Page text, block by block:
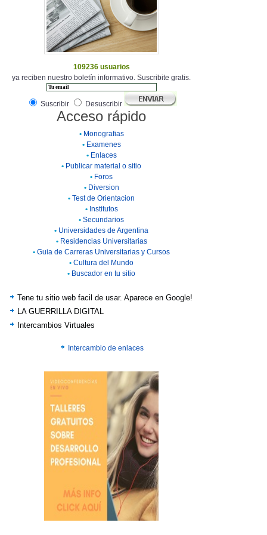
109236 usuarios
ya reciben nuestro boletín informativo. Suscribite gratis.
Suscribir Desuscribir
Acceso rápido
• Monografias
• Examenes
• Enlaces
• Publicar material o sitio
• Foros
• Diversion
• Test de Orientacion
• Institutos
• Secundarios
• Universidades de Argentina
• Residencias Universitarias
• Guia de Carreras Universitarias y Cursos
• Cultura del Mundo
• Buscador en tu sitio
Tene tu sitio web facil de usar. Aparece en Google!
LA GUERRILLA DIGITAL
Intercambios Virtuales
Intercambio de enlaces